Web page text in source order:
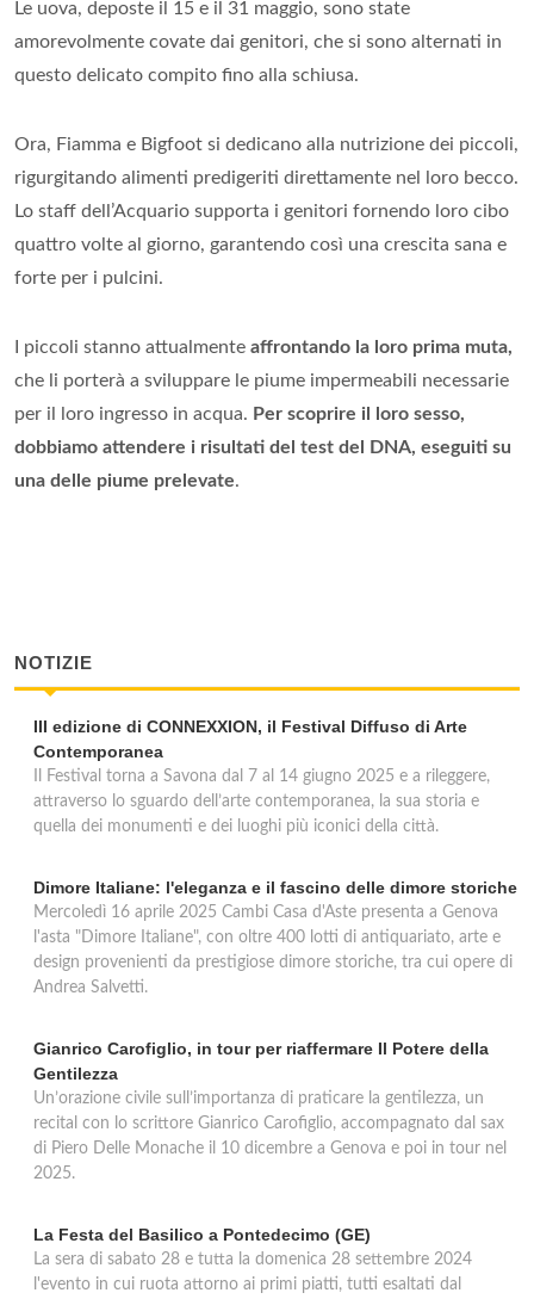
Le uova, deposte il 15 e il 31 maggio, sono state
amorevolmente covate dai genitori, che si sono alternati in
questo delicato compito fino alla schiusa.
Ora, Fiamma e Bigfoot si dedicano alla nutrizione dei piccoli,
rigurgitando alimenti predigeriti direttamente nel loro becco.
Lo staff dell’Acquario supporta i genitori fornendo loro cibo
quattro volte al giorno, garantendo così una crescita sana e
forte per i pulcini.
I piccoli stanno attualmente affrontando la loro prima muta,
che li porterà a sviluppare le piume impermeabili necessarie
per il loro ingresso in acqua. Per scoprire il loro sesso,
dobbiamo attendere i risultati del test del DNA, eseguiti su
una delle piume prelevate.
NOTIZIE
III edizione di CONNEXXION, il Festival Diffuso di Arte
Contemporanea
Il Festival torna a Savona dal 7 al 14 giugno 2025 e a rileggere,
attraverso lo sguardo dell’arte contemporanea, la sua storia e
quella dei monumenti e dei luoghi più iconici della città.
Dimore Italiane: l'eleganza e il fascino delle dimore storiche
Mercoledì 16 aprile 2025 Cambi Casa d'Aste presenta a Genova
l'asta "Dimore Italiane", con oltre 400 lotti di antiquariato, arte e
design provenienti da prestigiose dimore storiche, tra cui opere di
Andrea Salvetti.
Gianrico Carofiglio, in tour per riaffermare Il Potere della
Gentilezza
Un’orazione civile sull’importanza di praticare la gentilezza, un
recital con lo scrittore Gianrico Carofiglio, accompagnato dal sax
di Piero Delle Monache il 10 dicembre a Genova e poi in tour nel
2025.
La Festa del Basilico a Pontedecimo (GE)
La sera di sabato 28 e tutta la domenica 28 settembre 2024
l'evento in cui ruota attorno ai primi piatti, tutti esaltati dal